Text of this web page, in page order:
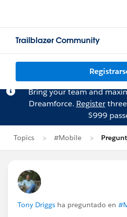
Trailblazer Community
Bring your team and
Dreamforce. Register
$999
Topics #Mobile
Tony Driggs ha preguntado en